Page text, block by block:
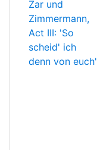
Zar und
Zimmermann,
Act III: 'So
scheid' ich
denn von euch'